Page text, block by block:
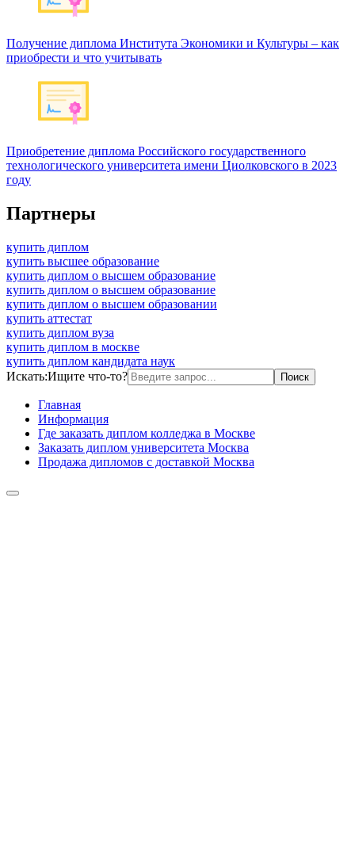
Получение диплома Института Экономики и Культуры – как
приобрести и что учитывать
Приобретение диплома Российского государственного
технологического университета имени Циолковского в 2023
году
Партнеры
купить диплом
купить высшее образование
купить диплом о высшем образование
купить диплом о высшем образование
купить диплом о высшем образовании
купить аттестат
купить диплом вуза
купить диплом в москве
купить диплом кандидата наук
Искать:Ищите что-то?
Главная
Информация
Где заказать диплом колледжа в Москве
Заказать диплом университета Москва
Продажа дипломов с доставкой Москва